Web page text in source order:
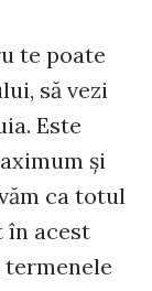
te poate
să vezi
Este
şi
ca totul
în acest